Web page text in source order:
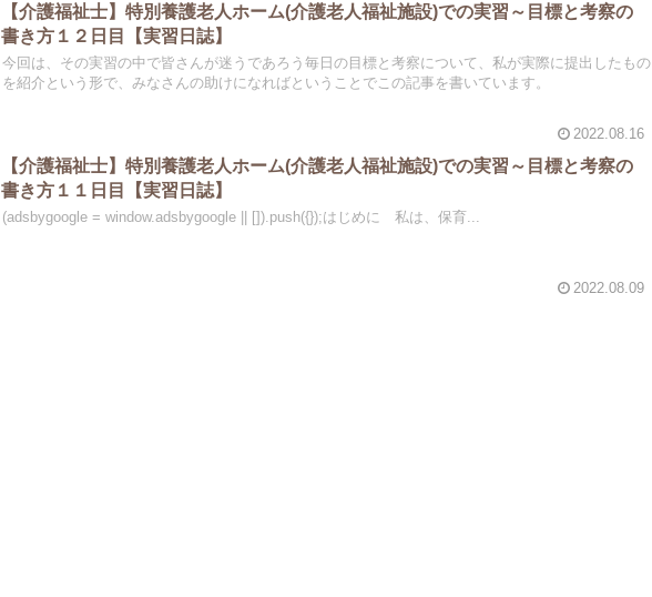
【介護福祉士】特別養護老人ホーム(介護老人福祉施設)での実習～目標と考察の
書き方１２日目【実習日誌】
今回は、その実習の中で皆さんが迷うであろう毎日の目標と考察について、私が実際に提出したもの
を紹介という形で、みなさんの助けになればということでこの記事を書いています。
2022.08.16
【介護福祉士】特別養護老人ホーム(介護老人福祉施設)での実習～目標と考察の
書き方１１日目【実習日誌】
(adsbygoogle = window.adsbygoogle || []).push({});はじめに 私は、保育...
2022.08.09